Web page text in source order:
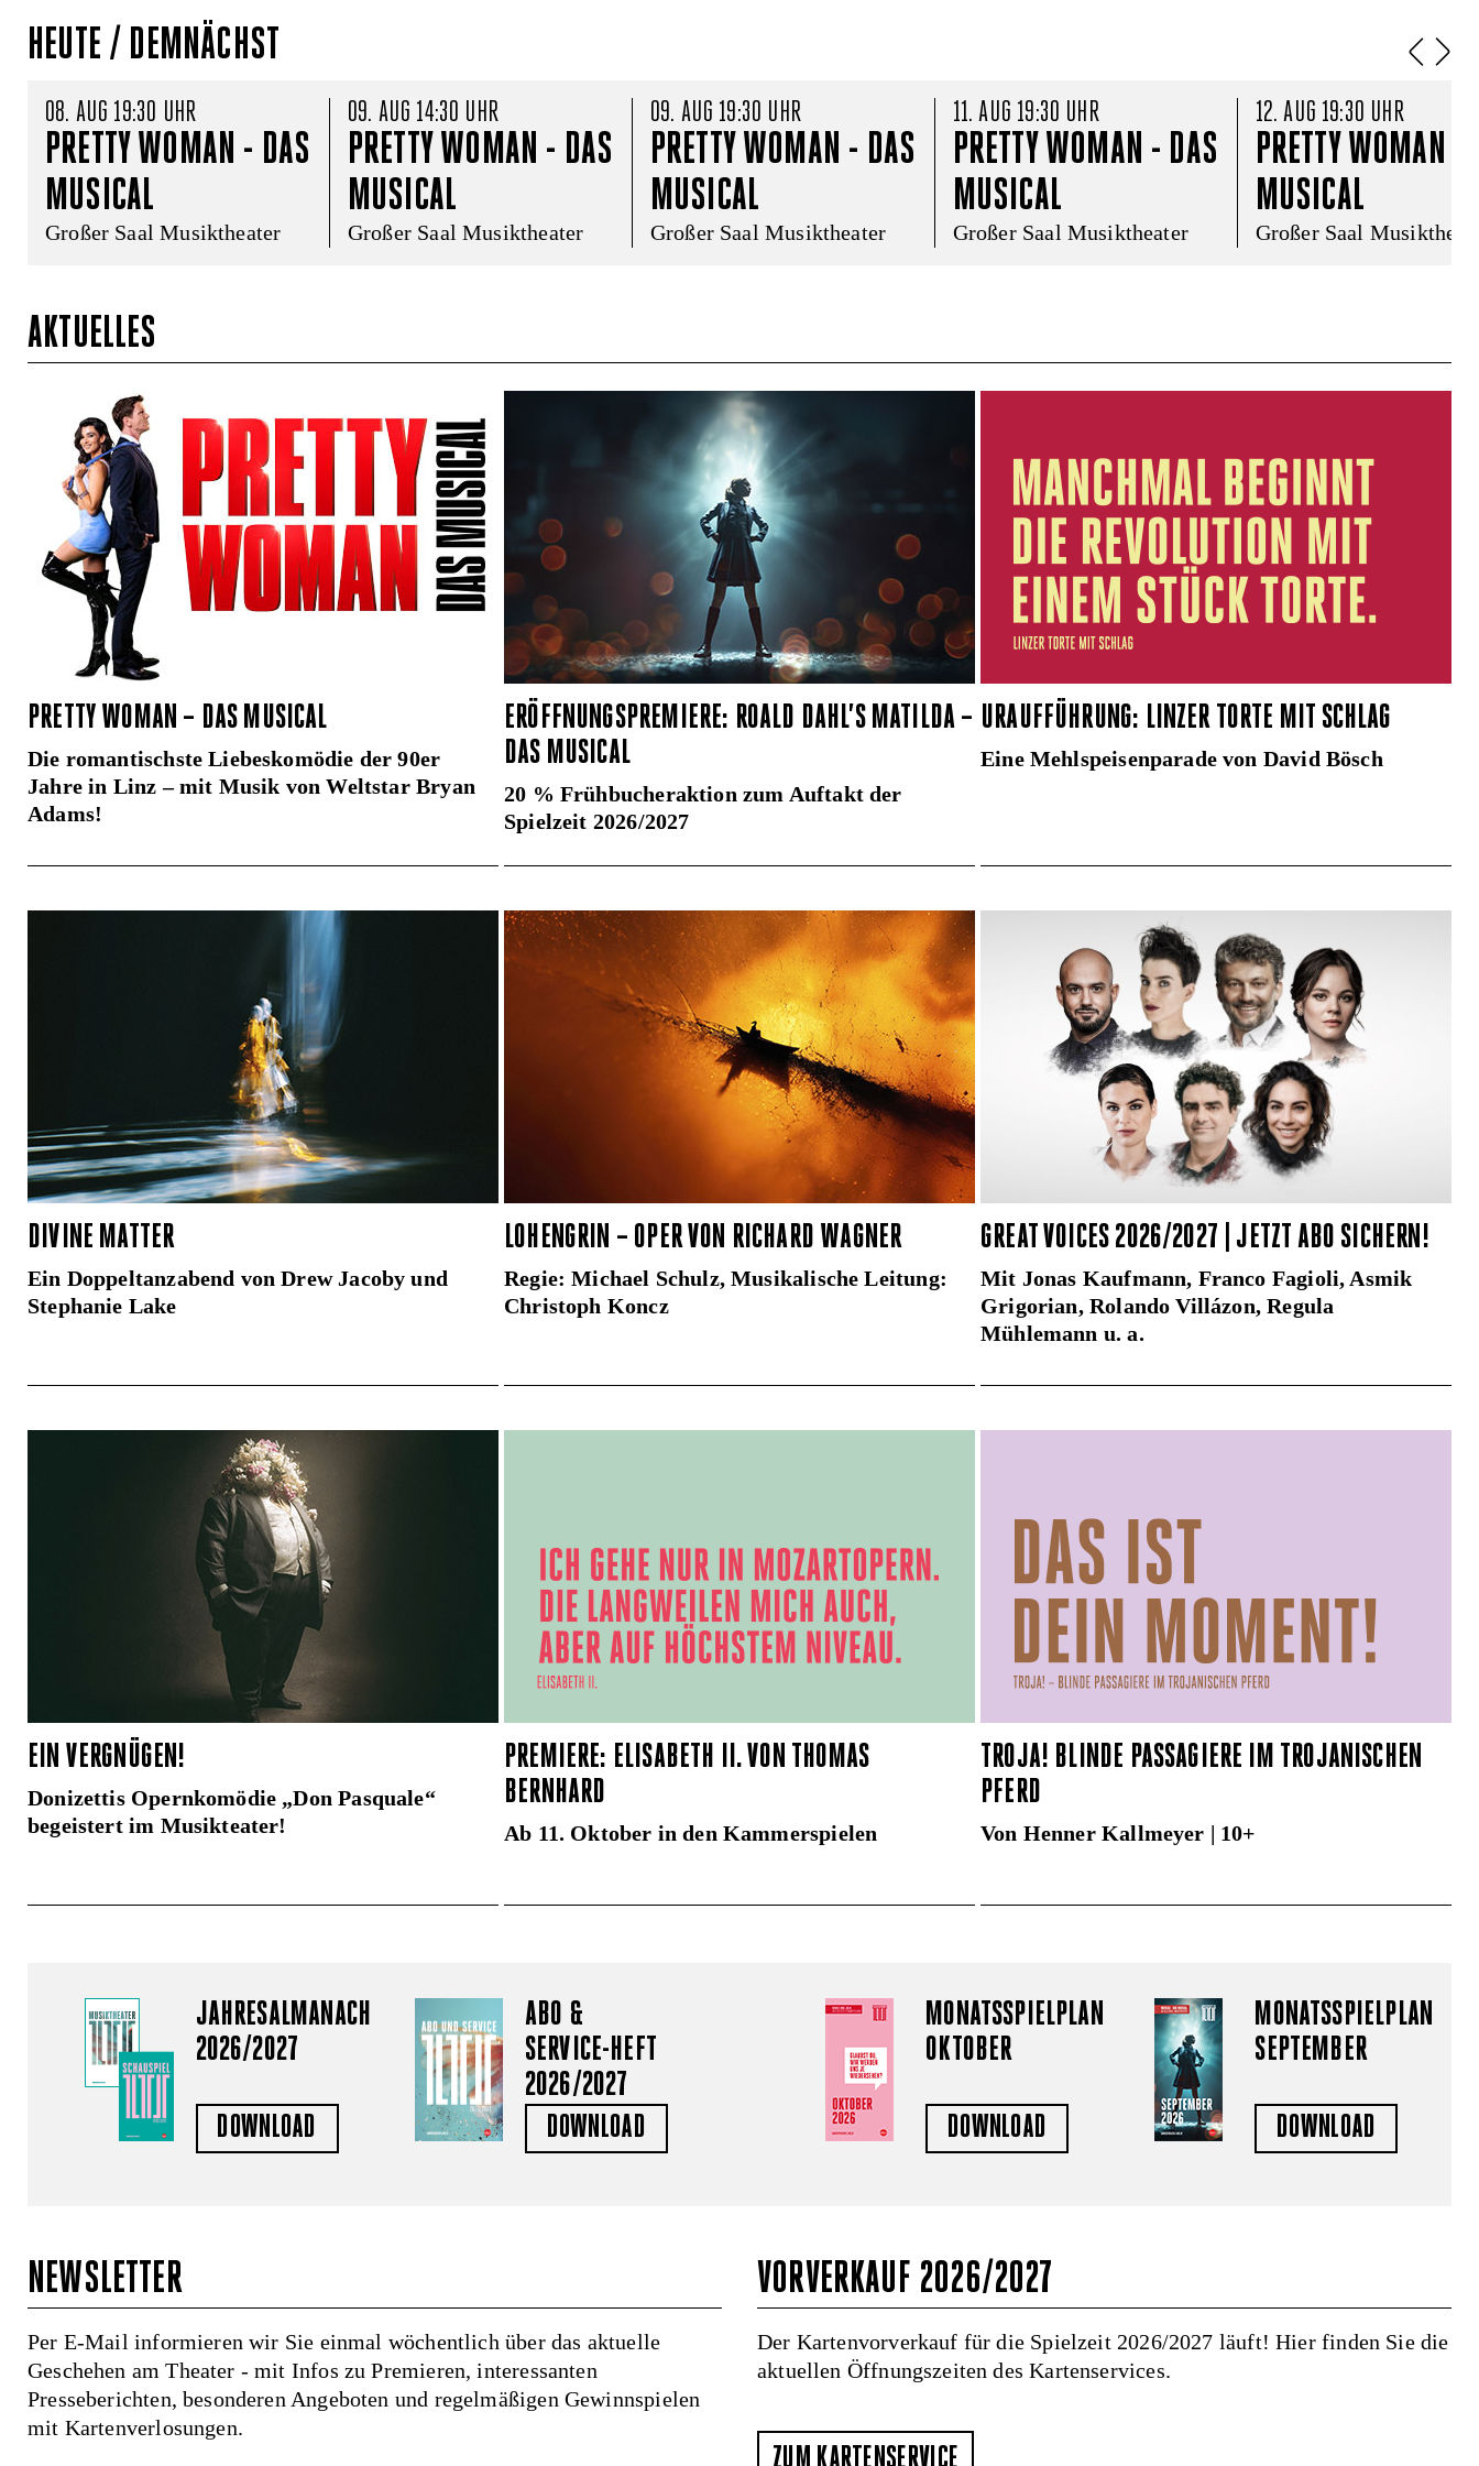
HEUTE / DEMNÄCHST
08. AUG 19:30 UHR
PRETTY WOMAN - DAS
MUSICAL
Großer Saal Musiktheater
09. AUG 14:30 UHR
PRETTY WOMAN - DAS
MUSICAL
Großer Saal Musiktheater
09. AUG 19:30 UHR
PRETTY WOMAN - DAS
MUSICAL
Großer Saal Musiktheater
11. AUG 19:30 UHR
PRETTY WOMAN - DAS
MUSICAL
Großer Saal Musiktheater
12. AUG 19:30 UHR
PRETTY WOMAN -
MUSICAL
Großer Saal
AKTUELLES
PRETTY WOMAN – DAS MUSICAL
Die romantischste Liebeskomödie der 90er
Jahre in Linz – mit Musik von Weltstar Bryan
Adams!
ERÖFFNUNGSPREMIERE: ROALD DAHL’S MATILDA –
DAS MUSICAL
20 % Frühbucheraktion zum Auftakt der
Spielzeit 2026/2027
URAUFFÜHRUNG: LINZER TORTE MIT SCHLAG
Eine Mehlspeisenparade von David Bösch
DIVINE MATTER
Ein Doppeltanzabend von Drew Jacoby und
Stephanie Lake
LOHENGRIN – OPER VON RICHARD WAGNER
Regie: Michael Schulz, Musikalische Leitung:
Christoph Koncz
GREAT VOICES 2026/2027 | JETZT ABO SICHERN!
Mit Jonas Kaufmann, Franco Fagioli, Asmik
Grigorian, Rolando Villázon, Regula
Mühlemann u. a.
EIN VERGNÜGEN!
Donizettis Opernkomödie „Don Pasquale“
begeistert im Musikteater!
PREMIERE: ELISABETH II. VON THOMAS
BERNHARD
Ab 11. Oktober in den Kammerspielen
TROJA! BLINDE PASSAGIERE IM TROJANISCHEN
PFERD
Von Henner Kallmeyer | 10+
JAHRESALMANACH
2026/2027
DOWNLOAD
ABO &
SERVICE-HEFT
2026/2027
DOWNLOAD
MONATSSPIELPLAN
OKTOBER
DOWNLOAD
MONATSSPIELPLAN
SEPTEMBER
DOWNLOAD
NEWSLETTER
Per E-Mail informieren wir Sie einmal wöchentlich über das aktuelle
Geschehen am Theater - mit Infos zu Premieren, interessanten
Presseberichten, besonderen Angeboten und regelmäßigen Gewinnspielen
mit Kartenverlosungen.
VORVERKAUF 2026/2027
Der Kartenvorverkauf für die Spielzeit 2026/2027 läuft! Hier finden Sie die
aktuellen Öffnungszeiten des Kartenservices.